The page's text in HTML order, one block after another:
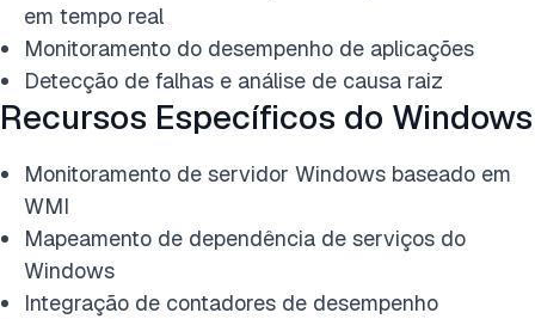
em tempo real
Monitoramento do desempenho de aplicações
Detecção de falhas e análise de causa raiz
Recursos Específicos do Windows
Monitoramento de servidor Windows baseado em
WMI
Mapeamento de dependência de serviços do
Windows
Integração de contadores de desempenho